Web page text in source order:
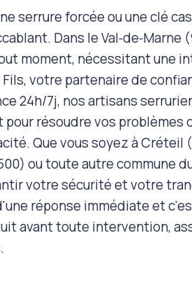
serrure forcée ou une clé
Dans le Val‑de‑Marne
moment, nécessitant une
votre partenaire de
24h/7j, nos artisans
résoudre vos problèmes
Que vous soyez à Créteil
ou toute autre commune
votre sécurité et votre
réponse immédiate et
avant toute intervention,